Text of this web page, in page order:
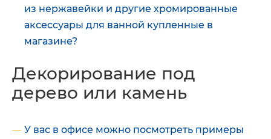
из нержавейки и другие хромированные
аксессуары для ванной купленные в
магазине?
Декорирование под
дерево или камень
У вас в офисе можно посмотреть примеры